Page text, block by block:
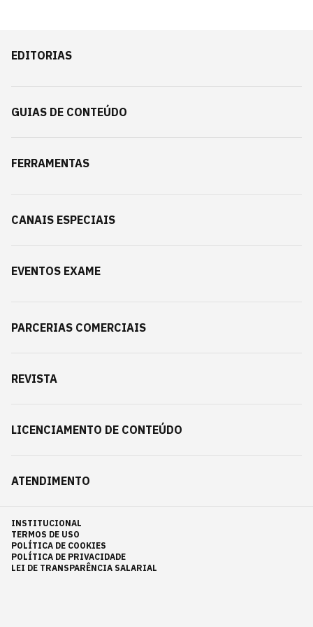
EDITORIAS
GUIAS DE CONTEÚDO
FERRAMENTAS
CANAIS ESPECIAIS
EVENTOS EXAME
PARCERIAS COMERCIAIS
REVISTA
LICENCIAMENTO DE CONTEÚDO
ATENDIMENTO
INSTITUCIONAL
TERMOS DE USO
POLÍTICA DE COOKIES
POLÍTICA DE PRIVACIDADE
LEI DE TRANSPARÊNCIA SALARIAL